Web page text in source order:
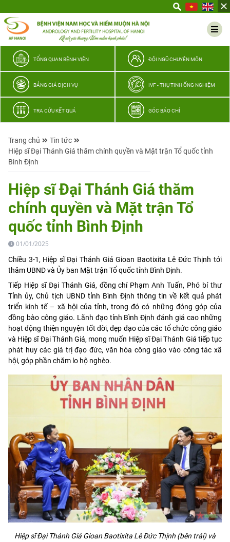
thương
TỔNG QUAN BỆNH VIỆN ĐỘI NGŨ CHUYÊN MÔN
BẢNG GIÁ DỊCH VỤ IVF - THỤ TINH ỐNG NGHIỆM
TRA CỨU KẾT QUẢ GÓC BÁO CHÍ
Trang chủ
Tin tức
Hiệp sĩ Đại Thánh Giá thăm chính quyền và Mặt trận Tổ quốc tỉnh
Bình Định
Hiệp sĩ Đại Thánh Giá thăm
chính quyền và Mặt trận Tổ
quốc tỉnh Bình Định
01/01/2025
Chiều 3-1, Hiệp sĩ Đại Thánh Giá Gioan Baotixita Lê Đức Thịnh tới
thăm UBND và Ủy ban Mặt trận Tổ quốc tỉnh Bình Định.
Tiếp Hiệp sĩ Đại Thánh Giá, đồng chí Phạm Anh Tuấn, Phó bí thư
Tỉnh ủy, Chủ tịch UBND tỉnh Bình Định thông tin về kết quả phát
triển kinh tế – xã hội của tỉnh, trong đó có những đóng góp của
đồng bào công giáo. Lãnh đạo tỉnh Bình Định đánh giá cao những
hoạt động thiện nguyện tốt đời, đẹp đạo của các tổ chức công giáo
và Hiệp sĩ Đại Thánh Giá, mong muốn Hiệp sĩ Đại Thánh Giá tiếp tục
phát huy các giá trị đạo đức, văn hóa công giáo vào công tác xã
hội, góp phần chăm lo hộ nghèo.
Hiệp sĩ Đại Thánh Giá Gioan Baotixita Lê Đức Thịnh (bên trái) và